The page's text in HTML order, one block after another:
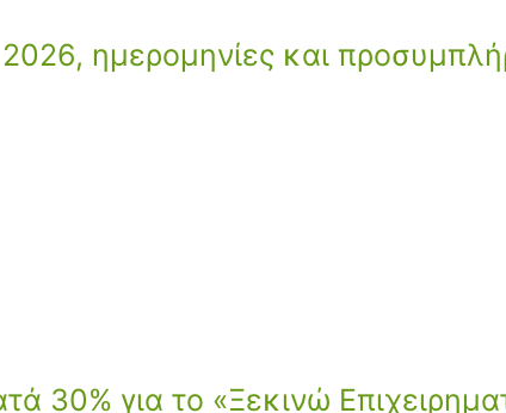
ημερομηνίες και
30% για το «Ξεκινώ